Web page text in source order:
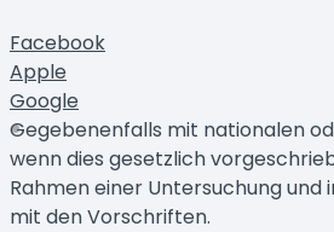
Facebook
Apple
Google
Gegebenenfalls mit nationalen
wenn dies gesetzlich
Rahmen einer Untersuchung und
mit den Vorschriften.